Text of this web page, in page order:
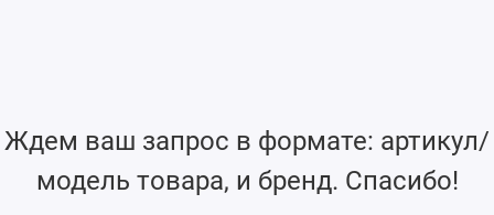
Ждем ваш запрос в формате: артикул/
модель товара, и бренд. Спасибо!